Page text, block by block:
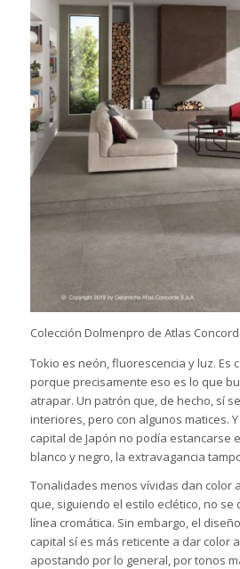
Colección Dolmenpro de Atlas
Tokio es neón, fluorescencia y luz. Es
porque precisamente eso es lo que
atrapar. Un patrón que, de hecho, sí
interiores, pero con algunos matices.
capital de Japón no podía estancarse
blanco y negro, la extravagancia
Tonalidades menos vívidas dan color
que, siguiendo el estilo eclético, no
línea cromática. Sin embargo, el
capital sí es más reticente a dar color
apostando por lo general, por tonos